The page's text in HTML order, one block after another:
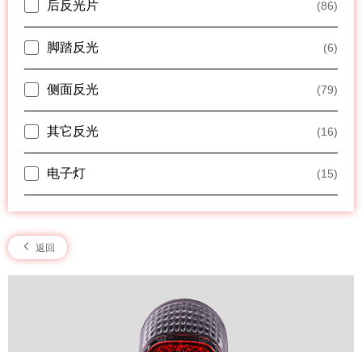
后反光片 (86)
脚踏反光 (6)
侧面反光 (79)
其它反光 (16)
电子灯 (15)
返回